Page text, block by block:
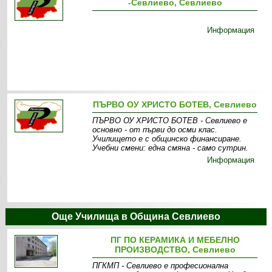
-Севлиево, Севлиево
Информация
ПЪРВО ОУ ХРИСТО БОТЕВ, Севлиево
ПЪРВО ОУ ХРИСТО БОТЕВ - Севлиево е
основно - от първи до осми клас.
Училището е с общинско финансиране.
Учебни смени: една смяна - само сутрин.
Информация
Още Училища в Община Севлиево
ПГ ПО КЕРАМИКА И МЕБЕЛНО
ПРОИЗВОДСТВО, Севлиево
ПГКМП - Севлиево е професионална